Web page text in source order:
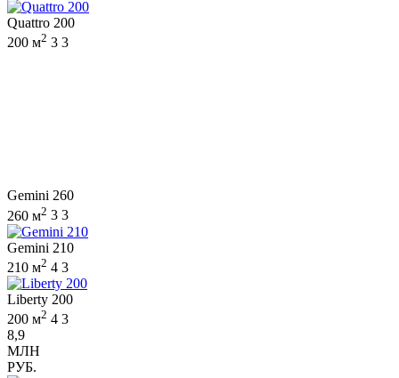
Quattro 200
200 м2 3 3
Gemini 260
260 м2 3 3
Gemini 210
210 м2 4 3
Liberty 200
200 м2 4 3
8,9
МЛН
РУБ.